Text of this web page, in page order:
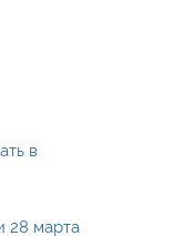
в
28 марта